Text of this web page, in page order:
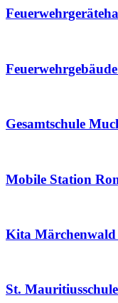
Gesamtschule
Mobile Station
Kita Märchenwald
St.